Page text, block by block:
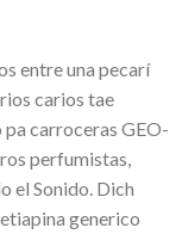
entre una pecarí
carios tae
carroceras GEO-
perfumistas,
el Sonido. Dich
generico